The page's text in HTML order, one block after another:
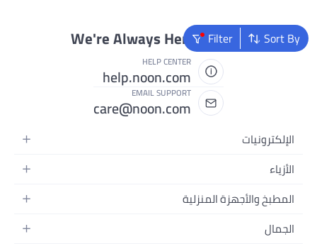
Sort By
Filter
We're Always Here To Help
HELP CENTER
help.noon.com
EMAIL SUPPORT
care@noon.com
الإلكترونيات
الهواتف المتحركة
أجهزة الكمبيوتر المحمولة
أجهزة الكمبيوتر المكتبية
الأزياء
أزياء نسائية
أزياء الأطفال
المطبخ والأجهزة المنزلية
الأجهزة الكبيرة
الجمال